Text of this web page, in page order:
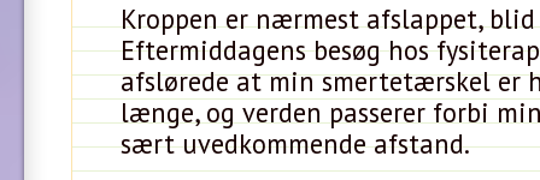
Kroppen er nærmest afslappet,
Eftermiddagens besøg hos
afslørede at min smertetærskel er
længe, og verden passerer forbi
sært uvedkommende afstand.